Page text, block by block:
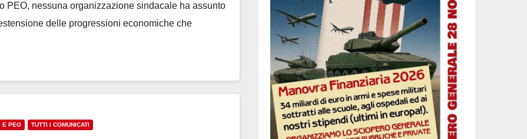
PEO, nessuna organizzazione sindacale ha assunto
delle progressioni economiche che
E PEO TUTTI I COMUNICATI